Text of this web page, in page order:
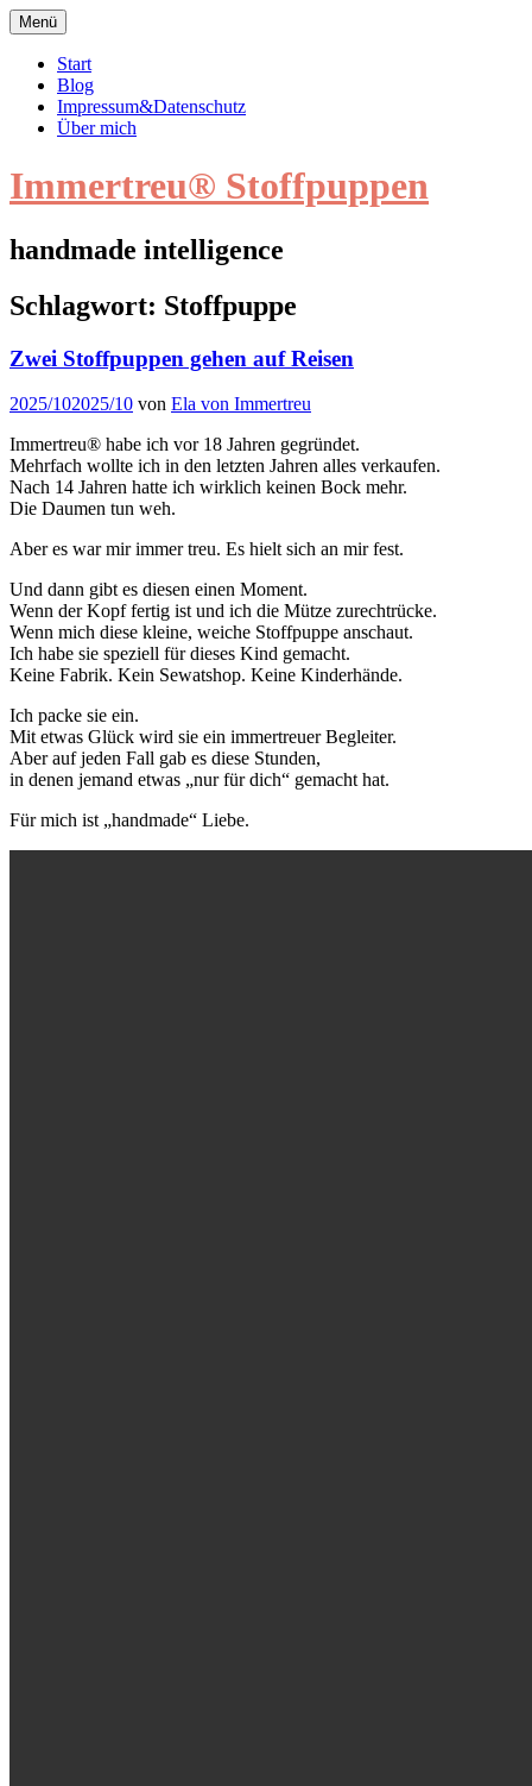
Zum
Inhalt
springen
Menü
Start
Blog
Impressum&Datenschutz
Über mich
Immertreu® Stoffpuppen
handmade intelligence
Schlagwort: Stoffpuppe
Video
Zwei Stoffpuppen gehen auf Reisen
2025/102025/10 von Ela von Immertreu
Immertreu® habe ich vor 18 Jahren gegründet.
Mehrfach wollte ich in den letzten Jahren alles verkaufen.
Nach 14 Jahren hatte ich wirklich keinen Bock mehr.
Die Daumen tun weh.
Aber es war mir immer treu. Es hielt sich an mir fest.
Und dann gibt es diesen einen Moment.
Wenn der Kopf fertig ist und ich die Mütze zurechtrücke.
Wenn mich diese kleine, weiche Stoffpuppe anschaut.
Ich habe sie speziell für dieses Kind gemacht.
Keine Fabrik. Kein Sewatshop. Keine Kinderhände.
Ich packe sie ein.
Mit etwas Glück wird sie ein immertreuer Begleiter.
Aber auf jeden Fall gab es diese Stunden,
in denen jemand etwas „nur für dich“ gemacht hat.
Für mich ist „handmade“ Liebe.